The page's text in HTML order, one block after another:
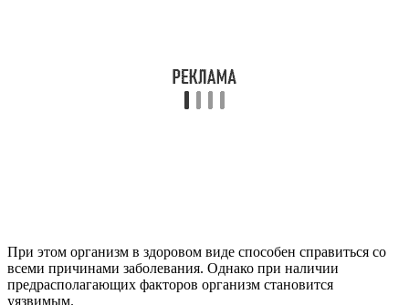
При этом организм в здоровом виде способен справиться со
всеми причинами заболевания. Однако при наличии
предрасполагающих факторов организм становится
уязвимым.